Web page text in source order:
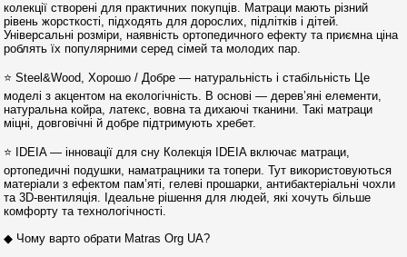
колекції створені для практичних покупців. Матраци мають різний
рівень жорсткості, підходять для дорослих, підлітків і дітей.
Універсальні розміри, наявність ортопедичного ефекту та приємна ціна
роблять їх популярними серед сімей та молодих пар.
⭐ Steel&Wood, Хорошо / Добре — натуральність і стабільність Це
моделі з акцентом на екологічність. В основі — дерев’яні елементи,
натуральна койра, латекс, вовна та дихаючі тканини. Такі матраци
міцні, довговічні й добре підтримують хребет.
⭐ IDEIA — інновації для сну Колекція IDEIA включає матраци,
ортопедичні подушки, наматрацники та топери. Тут використовуються
матеріали з ефектом пам’яті, гелеві прошарки, антибактеріальні чохли
та 3D-вентиляція. Ідеальне рішення для людей, які хочуть більше
комфорту та технологічності.
◆ Чому варто обрати Matras Org UA?